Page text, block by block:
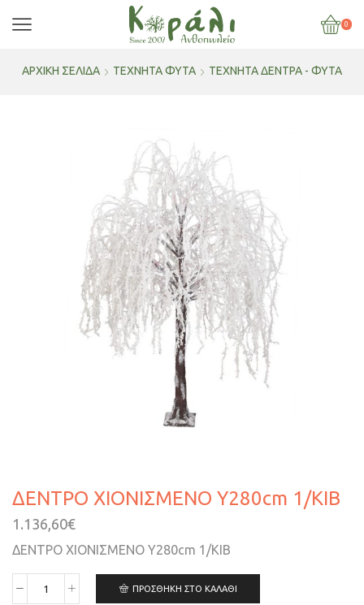
0
ΑΡΧΙΚΉ ΣΕΛΊΔΑ ΤΕΧΝΗΤΑ ΦΥΤΑ ΤΕΧΝΗΤΆ ΔΈΝΤΡΑ - ΦΥΤΆ
ΔΕΝΤΡΟ ΧΙΟΝΙΣΜΕΝΟ Y280cm 1/ΚΙΒ
1.136,60€
ΔΕΝΤΡΟ ΧΙΟΝΙΣΜΕΝΟ Y280cm 1/ΚΙΒ
ΠΡΟΣΘΉΚΗ ΣΤΟ ΚΑΛΆΘΙ